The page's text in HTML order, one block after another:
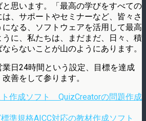
思います。「最高の学びをすべての
、サポートやセミナーなど、皆々さ
なる、ソフトウェアを活用して最高
に、私たちは、まだまだ、日々、積
らないことが山のようにあります。
日24時間という設定、目標を達成
善をして参ります。
作成ソフト QuizCreatorの問題作成
準規格AICC対応の教材作成ソフト